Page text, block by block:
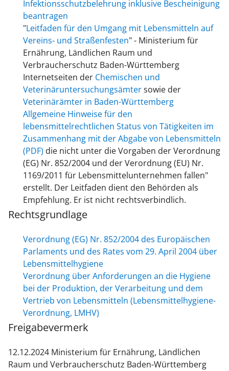
Infektionsschutzbelehrung inklusive Bescheinigung
beantragen
"Leitfaden für den Umgang mit Lebensmitteln auf
Vereins- und Straßenfesten" - Ministerium für
Ernährung, Ländlichen Raum und
Verbraucherschutz Baden-Württemberg
Internetseiten der Chemischen und
Veterinäruntersuchungsämtersowie der
Veterinärämter in Baden-Württemberg
Allgemeine Hinweise für den
lebensmittelrechtlichen Status von Tätigkeiten im
Zusammenhang mit der Abgabe von Lebensmitteln
(PDF) die nicht unter die Vorgaben der Verordnung
(EG) Nr. 852/2004 und der Verordnung (EU) Nr.
1169/2011 für Lebensmittelunternehmen fallen"
erstellt. Der Leitfaden dient den Behörden als
Empfehlung. Er ist nicht rechtsverbindlich.
Rechtsgrundlage
Verordnung (EG) Nr. 852/2004 des Europäischen
Parlaments und des Rates vom 29. April 2004 über
Lebensmittelhygiene
Verordnung über Anforderungen an die Hygiene
bei der Produktion, der Verarbeitung und dem
Vertrieb von Lebensmitteln (Lebensmittelhygiene-
Verordnung, LMHV)
Freigabevermerk
12.12.2024 Ministerium für Ernährung, Ländlichen
Raum und Verbraucherschutz Baden-Württemberg